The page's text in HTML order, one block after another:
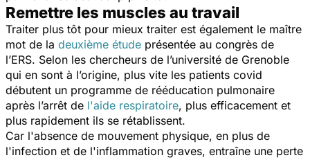
Remettre les muscles au travail
Traiter plus tôt pour mieux traiter est également le maître
mot de la deuxième étude présentée au congrès de
l’ERS. Selon les chercheurs de l’université de Grenoble
qui en sont à l’origine, plus vite les patients covid
débutent un programme de rééducation pulmonaire
après l’arrêt de l'aide respiratoire, plus efficacement et
plus rapidement ils se rétablissent.
Car l'absence de mouvement physique, en plus de
l'infection et de l'inflammation graves, entraîne une perte